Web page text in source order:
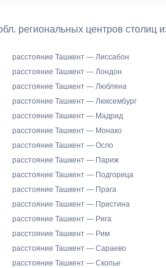
региональных центров столиц
расстояние Ташкент — Лиссабон
расстояние Ташкент — Лондон
расстояние Ташкент — Любляна
расстояние Ташкент — Люксембург
расстояние Ташкент — Мадрид
расстояние Ташкент — Монако
расстояние Ташкент — Осло
расстояние Ташкент — Париж
расстояние Ташкент — Подгорица
расстояние Ташкент — Прага
расстояние Ташкент — Пристина
расстояние Ташкент — Рига
расстояние Ташкент — Рим
расстояние Ташкент — Сараево
расстояние Ташкент — Скопье